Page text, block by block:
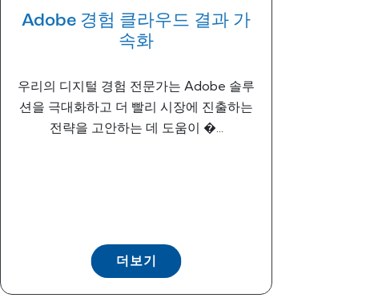
Adobe 경험 클라우드 결과 가
속화
우리의 디지털 경험 전문가는 Adobe 솔루
션을 극대화하고 더 빨리 시장에 진출하는
전략을 고안하는 데 도움이 �...
더보기